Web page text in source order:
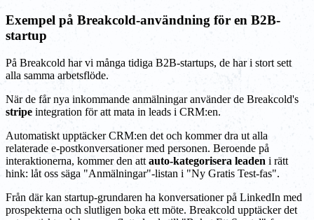
Exempel på Breakcold-användning för en B2B-
startup
På Breakcold har vi många tidiga B2B-startups, de har i stort sett
alla samma arbetsflöde.
När de får nya inkommande anmälningar använder de Breakcold's
stripe integration för att mata in leads i CRM:en.
Automatiskt upptäcker CRM:en det och kommer dra ut alla
relaterade e-postkonversationer med personen. Beroende på
interaktionerna, kommer den att auto-kategorisera leaden i rätt
hink: låt oss säga "Anmälningar"-listan i "Ny Gratis Test-fas".
Från där kan startup-grundaren ha konversationer på LinkedIn med
prospekterna och slutligen boka ett möte. Breakcold upptäcker det